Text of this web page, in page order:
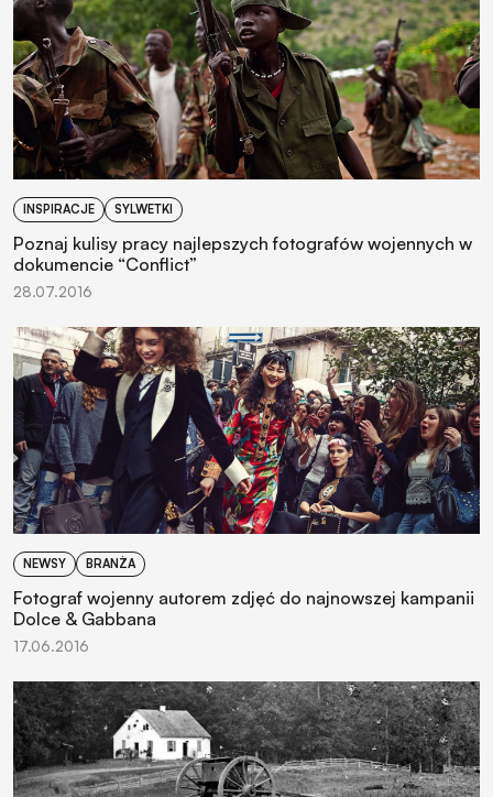
INSPIRACJE SYLWETKI
Poznaj kulisy pracy najlepszych fotografów wojennych w
dokumencie “Conflict”
28.07.2016
NEWSY BRANŻA
Fotograf wojenny autorem zdjęć do najnowszej kampanii
Dolce & Gabbana
17.06.2016